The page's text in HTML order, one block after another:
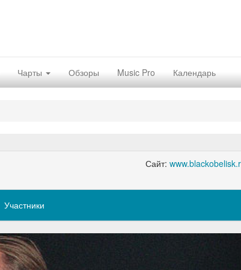
Чарты Обзоры Music Pro Календарь
Сайт:
Участники